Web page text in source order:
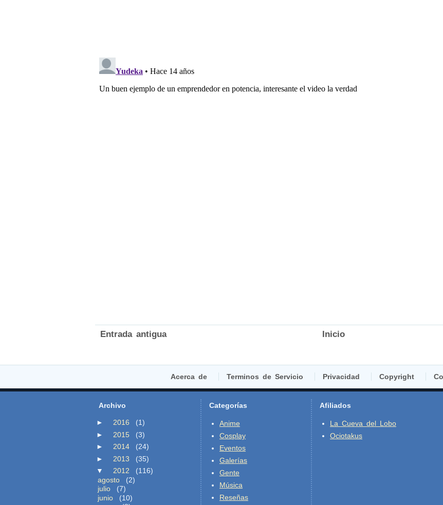
Entrada antigua Inicio
Acerca de Terminos de Servicio Privacidad Copyright
Archivo
► 2016
(1)
►
2015
(3)
►
2014
(24)
►
2013
(35)
▼
2012
(116)
agosto
(2)
julio
(7)
junio
(10)
Categorías
Anime
Cosplay
Eventos
Galerías
Gente
Música
Reseñas
Afiliados
La Cueva del Lobo
Ociotakus